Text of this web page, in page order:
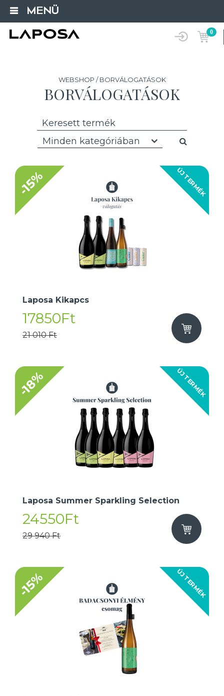
MENÜ
0
WEBSHOP / BORVÁLOGATÁSOK
BORVÁLOGATÁSOK
Minden kategóriában
ÚJ TERMÉK
-15%
Laposa Kikapcs
17850Ft
21 010 Ft
ÚJ TERMÉK
-18%
Laposa Summer Sparkling Selection
24550Ft
29 940 Ft
ÚJ TERMÉK
-15%